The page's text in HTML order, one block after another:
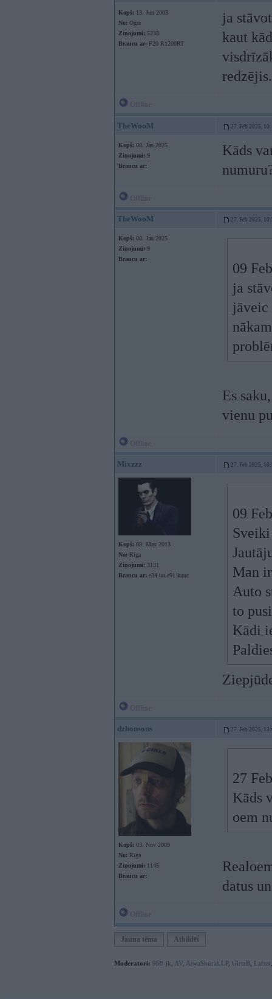
Kopš: 13. Jun 2003
No: Ogre
Ziņojumi: 5238
Braucu ar: F20 R1200RT
ja
kaut
TheWooM 27. Feb 2025,
Kopš: 08. Jan 2025
Ziņojumi: 9
Braucu ar:
Kāds
TheWooM 27. Feb 2025,
Kopš: 08. Jan 2025
Ziņojumi: 9
Braucu ar:
09
ja
jāveic
Es
vienu
Mixzzz 27. Feb 2025,
Kopš: 09. May 2013
No: Rīga
Ziņojumi: 3131
Braucu ar: e34 un e91 kuuc
09
Sveiki
Man
Auto
to
Kādi
dzhonsons 27. Feb 2025,
Kopš: 03. Nov 2009
No: Rīga
Ziņojumi: 1145
Braucu ar:
27
Kāds
oem
datus
Jauna tēma Atbildēt
Moderatori: 968-jk AV AiwaShuraLLP, GirtzB Lafter